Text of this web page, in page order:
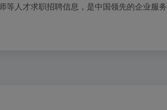
等人才求职招聘信息，是中国领先的企业服务